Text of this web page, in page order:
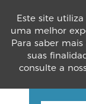
Este site
uma melhor
Para saber mais
suas
consulte a